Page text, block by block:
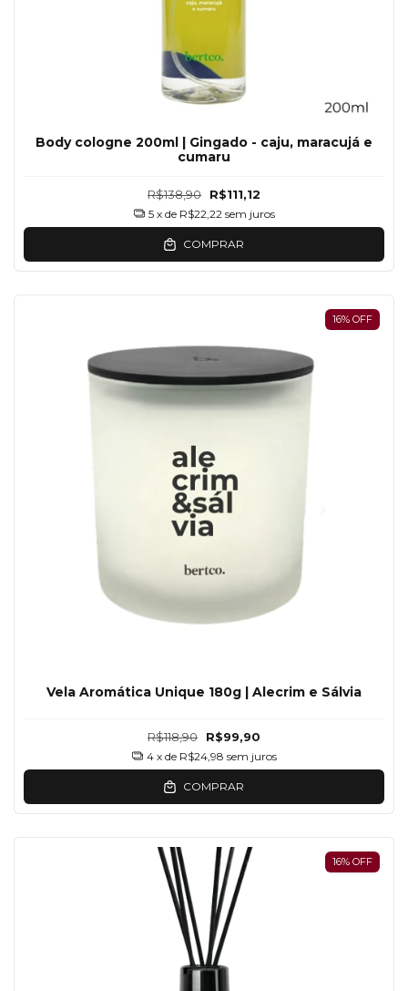
Body cologne 200ml | Gingado - caju, maracujá e
cumaru
R$138,90 R$111,12
5 x de R$22,22 sem juros
COMPRAR
16% OFF
Vela Aromática Unique 180g | Alecrim e Sálvia
R$118,90 R$99,90
4 x de R$24,98 sem juros
COMPRAR
16% OFF